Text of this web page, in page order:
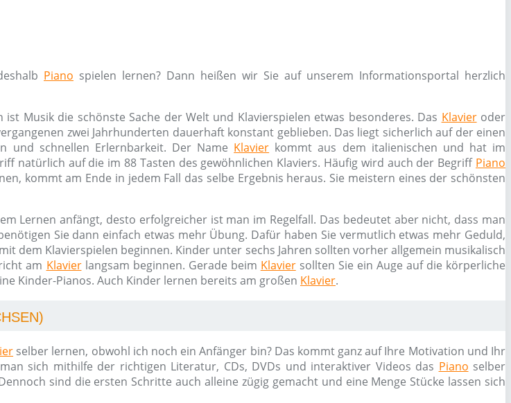
Piano spielen lernen? Dann heißen wir Sie auf unserem Informationsportal herzlich
Musik die schönste Sache der Welt und Klavierspielen etwas besonderes. Das Klavieroder
zwei Jahrhunderten dauerhaft konstant geblieben. Das liegt sicherlich auf der einen
und schnellen Erlernbarkeit. Der Name Klavier kommt aus dem italienischen und hat im
natürlich auf die im 88 Tasten des gewöhnlichen Klaviers. Häufig wird auch der Begriff Piano
kommt am Ende in jedem Fall das selbe Ergebnis heraus. Sie meistern eines der schönsten
Lernen anfängt, desto erfolgreicher ist man im Regelfall. Das bedeutet aber nicht, dass man
Sie dann einfach etwas mehr Übung. Dafür haben Sie vermutlich etwas mehr Geduld,
dem Klavierspielen beginnen. Kinder unter sechs Jahren sollten vorher allgemein musikalisch
am Klavierlangsam beginnen. Gerade beim Klaviersollten Sie ein Auge auf die körperliche
Kinder-Pianos. Auch Kinder lernen bereits am großen Klavier.
selber lernen, obwohl ich noch ein Anfänger bin? Das kommt ganz auf Ihre Motivation und Ihr
sich mithilfe der richtigen Literatur, CDs, DVDs und interaktiver Videos das Piano selber
sind die ersten Schritte auch alleine zügig gemacht und eine Menge Stücke lassen sich